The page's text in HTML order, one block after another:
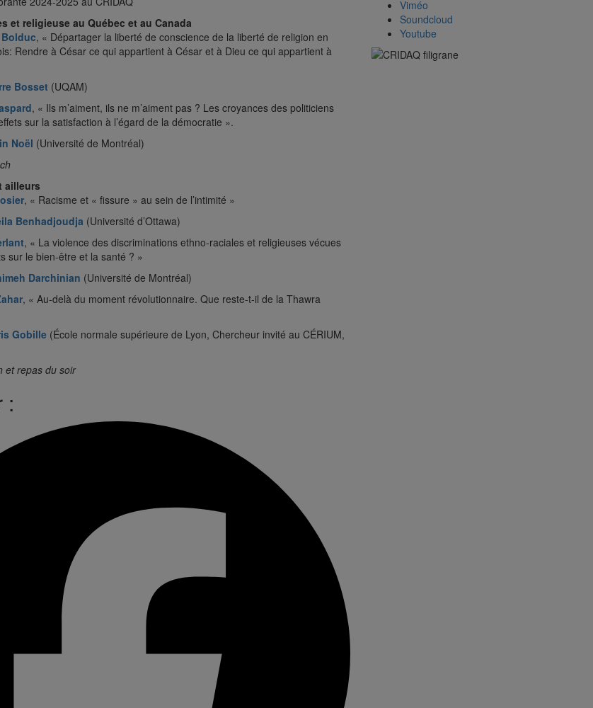
et religieuse au Québec et au Canada
, « Départager la liberté de conscience de la liberté de religion en
Rendre à César ce qui appartient à César et à Dieu ce qui appartient à
Bosset (UQAM)
, « Ils m’aiment, ils ne m’aiment pas ? Les croyances des politiciens
sur la satisfaction à l’égard de la démocratie ».
Noël (Université de Montréal)
ailleurs
, « Racisme et « fissure » au sein de l’intimité »
Benhadjoudja (Université d’Ottawa)
, « La violence des discriminations ethno-raciales et religieuses vécues
sur le bien-être et la santé ? »
Darchinian (Université de Montréal)
, « Au-delà du moment révolutionnaire. Que reste-t-il de la Thawra
Gobille(École normale supérieure de Lyon, Chercheur invité au CÉRIUM,
et repas du soir
:
Viméo
Soundcloud
Youtube